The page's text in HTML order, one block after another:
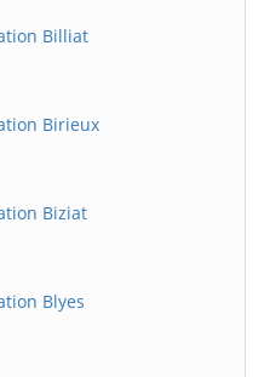
Billiat
Birieux
Biziat
Blyes